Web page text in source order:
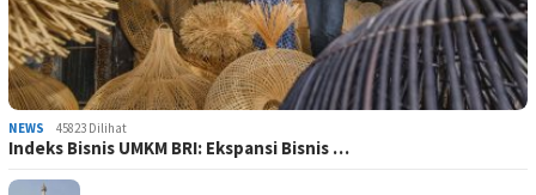
NEWS 45823 Dilihat
Indeks Bisnis UMKM BRI: Ekspansi Bisnis …